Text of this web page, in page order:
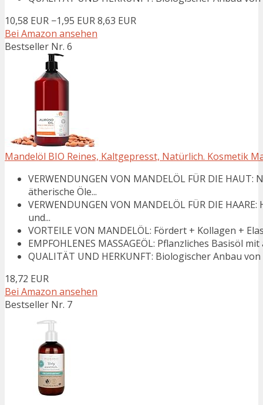
10,58 EUR −1,95 EUR8,63 EUR
Bei Amazon ansehen
Bestseller Nr. 6
Mandelöl BIO Reines, Kaltgepresst, Natürlich. Kosmetik
VERWENDUNGEN VON MANDELÖL FÜR DIE
ätherische Öle...
VERWENDUNGEN VON MANDELÖL FÜR DIE
und...
VORTEILE VON MANDELÖL: Fördert + Kollagen +
EMPFOHLENES MASSAGEÖL: Pflanzliches Basisöl
QUALITÄT UND HERKUNFT: Biologischer Anbau
18,72 EUR
Bei Amazon ansehen
Bestseller Nr. 7